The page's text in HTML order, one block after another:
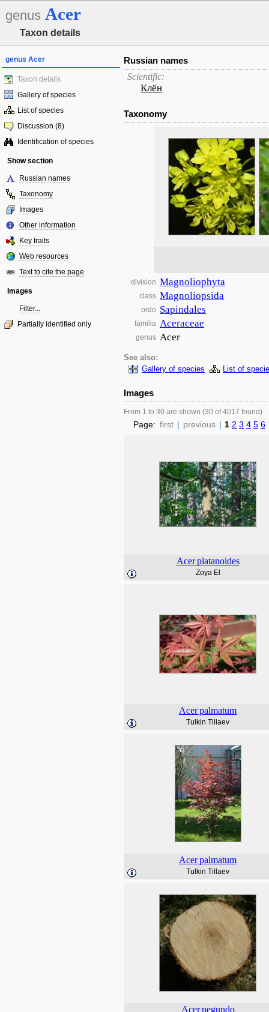
genus Acer
Taxon details
genus Acer
Taxon details
Gallery of species
List of species
Discussion (8)
Identification of species
Show section
Russian names
Taxonomy
Images
Other information
Key traits
Web resources
Text to cite the page
Images
Filter...
Partially identified only
Russian names
Scientific:
Клён
Taxonomy
division Magnoliophyta
class Magnoliopsida
ordo Sapindales
familia Aceraceae
genus Acer
See also:
Gallery of species
List of
Images
From 1 to 30 are shown (30 of 4017 found)
Page: first | previous | 1 2 3 4 5 6
Acer platanoides
Zoya El
Acerpalmatum
Tulkin Tillaev
Acerpalmatum
Tulkin Tillaev
Acer negundo